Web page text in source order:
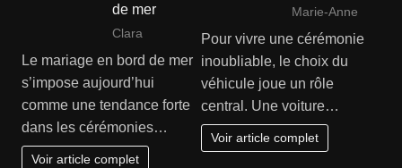
de mer
Clara
Le mariage en bord de mer
s’impose aujourd’hui
comme une tendance forte
dans les cérémonies…
Voir article complet
Marie-Anne
Pour vivre une cérémonie
inoubliable, le choix du
véhicule joue un rôle
central. Une voiture…
Voir article complet